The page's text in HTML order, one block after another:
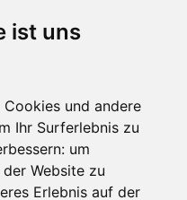
ist uns
und andere
Ihr Surferlebnis zu
um
Website zu
Erlebnis auf der
SKI APP
iOS und Android - Ein
und Schneefreaks!